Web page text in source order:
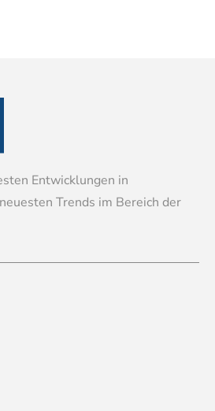
Entwicklungen in
Trends im Bereich der